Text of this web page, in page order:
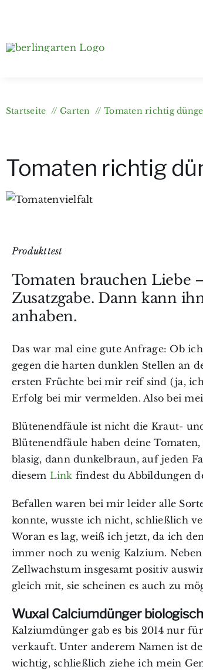
Startseite Garten Tomaten richtig
Tomaten richtig
Produkttest
Tomaten brauchen Liebe
Zusatzgabe. Dann kann
anhaben.
Das war mal eine gute Anfrage: Ob
gegen die harten dunklen Stellen an
ersten Früchte bei mir reif sind (ja,
Erfolg bei mir vermelden. Also bei
Blütenendfäule ist nicht die Kraut-
Blütenendfäule haben deine
blasig, dann dunkelbraun, auf jeden
diesem Link findest du Abbildungen
Befallen waren bei mir leider alle
konnte, wusste ich nicht, schließlich
Woran es lag, weiß ich jetzt, da ich
immer noch zu wenig Kalzium.
Zellwachstum insgesamt positiv
gleich mit, sie scheinen es auch zu
Wuxal Calciumdünger
Kalziumdünger gab es bis 2014 nur
verkauft. Unter anderem Namen ist
wichtig, schließlich ziehe ich mein